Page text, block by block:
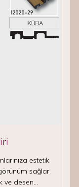
estetik
sağlar.
desen…